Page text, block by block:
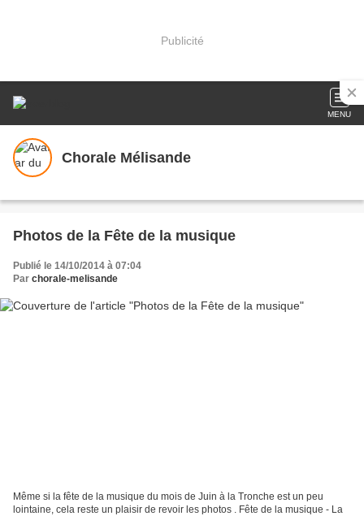
Publicité
MENU
Chorale Mélisande
Photos de la Fête de la musique
Publié le 14/10/2014 à 07:04
Par chorale-melisande
Même si la fête de la musique du mois de Juin à la Tronche est un peu
lointaine, cela reste un plaisir de revoir les photos . Fête de la musique - La